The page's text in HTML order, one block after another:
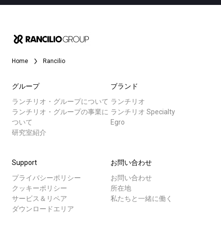
Home Rancilio
グループ
ランチリオ・グループについて
ランチリオ・グループの事業に
ついて
研究室紹介
ブランド
ランチリオ
ランチリオ Specialty
Egro
Support
プライバシーポリシー
クッキーポリシー
サービス＆リペア
ダウンロードエリア
お問い合わせ
お問い合わせ
所在地
私たちと一緒に働く